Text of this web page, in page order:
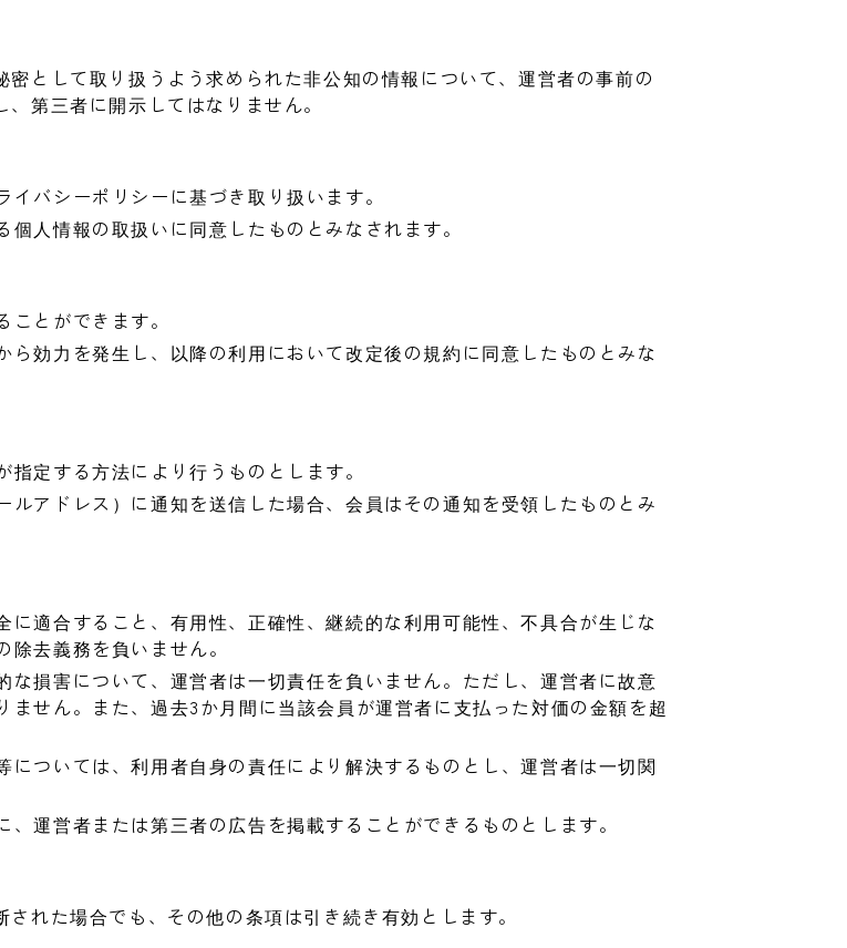
として取り扱うよう求められた非公知の情報について、運営者の事前の
第三者に開示してはなりません。
バシーポリシーに基づき取り扱います。
人情報の取扱いに同意したものとみなされます。
とができます。
効力を発生し、以降の利用において改定後の規約に同意したものとみな
定する方法により行うものとします。
アドレス）に通知を送信した場合、会員はその通知を受領したものとみ
適合すること、有用性、正確性、継続的な利用可能性、不具合が生じな
去義務を負いません。
損害について、運営者は一切責任を負いません。ただし、運営者に故意
せん。また、過去3か月間に当該会員が運営者に支払った対価の金額を超
ついては、利用者自身の責任により解決するものとし、運営者は一切関
運営者または第三者の広告を掲載することができるものとします。
れた場合でも、その他の条項は引き続き有効とします。